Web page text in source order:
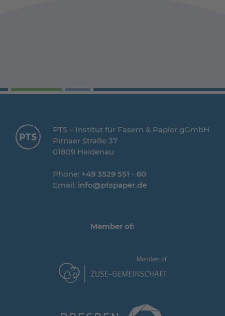
PTS – Institut für Fasern & Papier gGmbH
Pirnaer Straße 37
01809 Heidenau
Phone: +49 3529 551 - 60
Email: info@ptspaper.de
Member of: